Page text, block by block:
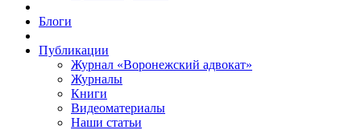
Блоги
Публикации
Журнал «Воронежский адвокат»
Журналы
Книги
Видеоматериалы
Наши статьи